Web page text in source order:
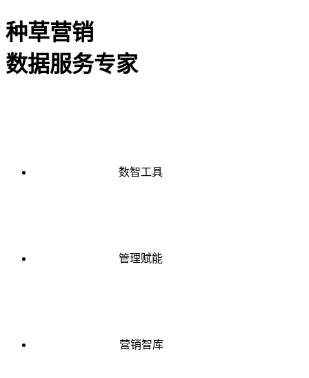
种草营销
数据服务专家
数智工具
管理赋能
营销智库